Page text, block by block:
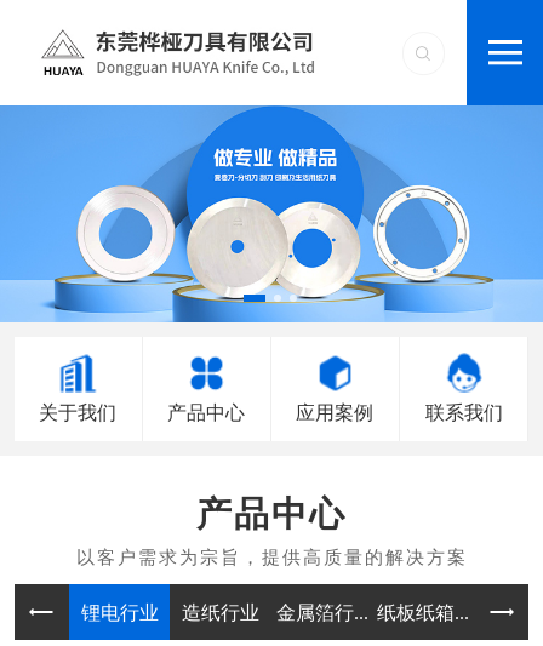
关于我们 产品中心 应用案例 联系我们
产品中心
锂电行业 造纸行业 金属箔行... 纸板纸箱... 不干